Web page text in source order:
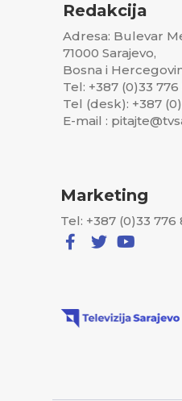
Redakcija
Adresa: Bulevar
71000 Sarajevo,
Bosna i
Tel: +387 (0)33
Tel (desk): +387
E-mail :
Marketing
Tel: +387 (0)33 776